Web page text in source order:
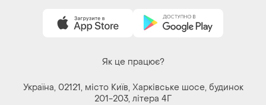
Як це працює?
Україна, 02121, місто Київ, Харківське шосе, будинок
201-203, літера 4Г